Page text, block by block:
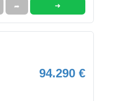
➦ ➜
94.290 €